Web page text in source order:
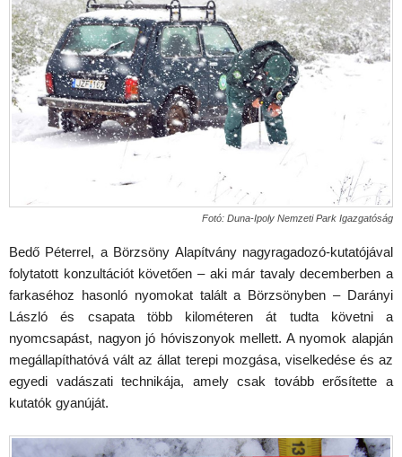
Fotó: Duna-Ipoly Nemzeti Park Igazgatóság
Bedő Péterrel, a Börzsöny Alapítvány nagyragadozó-kutatójával
folytatott konzultációt követően – aki már tavaly decemberben a
farkaséhoz hasonló nyomokat talált a Börzsönyben – Darányi
László és csapata több kilométeren át tudta követni a
nyomcsapást, nagyon jó hóviszonyok mellett. A nyomok alapján
megállapíthatóvá vált az állat terepi mozgása, viselkedése és az
egyedi vadászati technikája, amely csak tovább erősítette a
kutatók gyanúját.